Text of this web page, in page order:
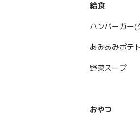
給食
ハンバーガー(
あみあみポテト
野菜スープ
おやつ